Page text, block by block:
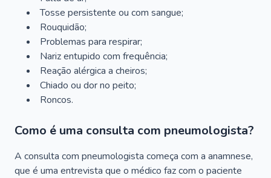
Tosse persistente ou com sangue;
Rouquidão;
Problemas para respirar;
Nariz entupido com frequência;
Reação alérgica a cheiros;
Chiado ou dor no peito;
Roncos.
Como é uma consulta com pneumologista?
A consulta com pneumologista começa com a anamnese,
que é uma entrevista que o médico faz com o paciente